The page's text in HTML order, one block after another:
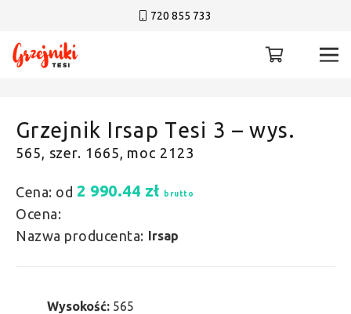
720 855 733
Grzejnik Irsap Tesi 3 – wys.
565, szer. 1665, moc 2123
Cena: od 2 990.44 zł brutto
Ocena:
Nazwa producenta: Irsap
Wysokość: 565